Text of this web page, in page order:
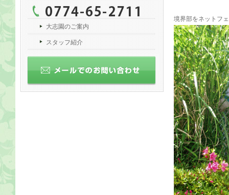
大志園のご案内
スタッフ紹介
境界部をネットフ